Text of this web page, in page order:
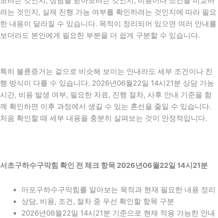
려는 것인지, 실제 진행 가능 여부를 확인하려는 것인지에 따라 필요
한 내용이 달라질 수 있습니다. 목적이 정리되어 있으면 여러 안내를
보더라도 본인에게 필요한 부분을 더 쉽게 구분할 수 있습니다.
특히 불륜증거는 겉으로 비슷해 보이는 안내라도 세부 조건이나 진
행 방식이 다를 수 있습니다. 2026년06월22일 14시21분 상담 가능
시간, 비용 발생 여부, 필요한 자료, 진행 절차, 사후 안내 기준을 함
께 확인하면 이후 과정에서 생길 수 있는 혼선을 줄일 수 있습니다.
처음 확인할 때 세부 내용을 충분히 살펴보는 것이 안정적입니다.
서초구하수구막힘 확인 전 체크 항목 2026년06월22일 14시21분
마포구하수구막힘를 알아보는 목적과 현재 필요한 내용 정리
상담, 비용, 조건, 절차 중 우선 확인할 항목 구분
2026년06월22일 14시21분 기준으로 현재 적용 가능한 안내